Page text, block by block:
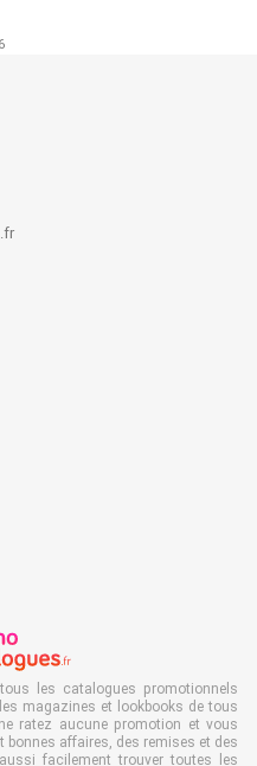
les catalogues promotionnels
magazines et lookbooks de tous
ratez aucune promotion et vous
affaires, des remises et des
facilement trouver toutes les